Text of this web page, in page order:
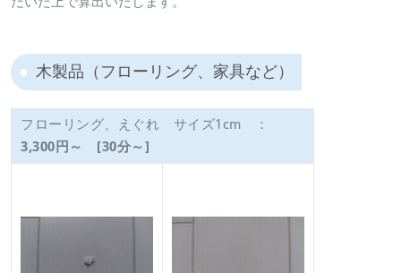
木製品（フローリング、家具など）
フローリング、えぐれ サイズ1cm ：
3,300円～ [30分～]